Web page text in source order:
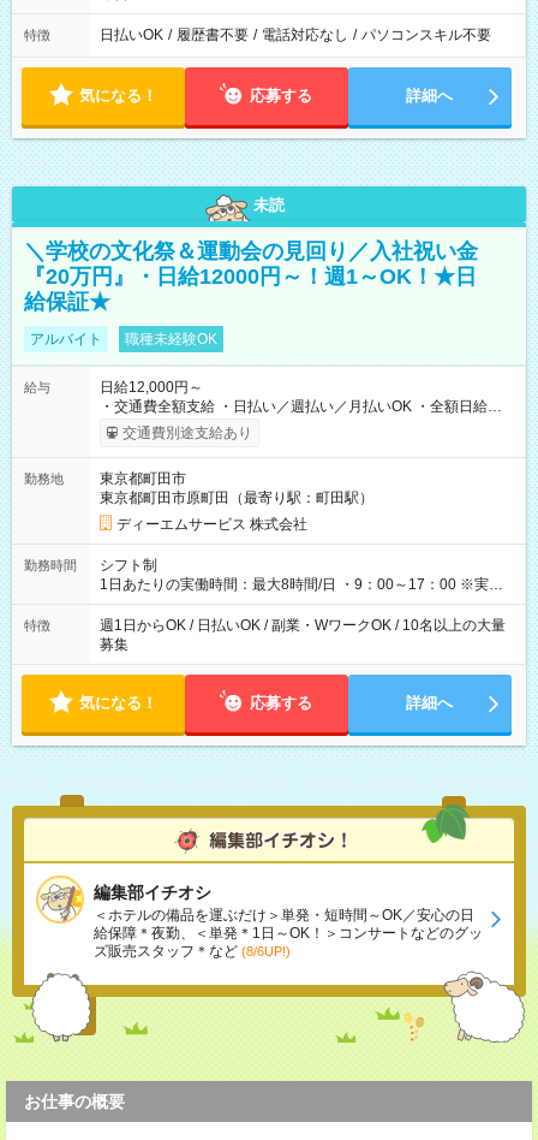
特徴 日払いOK / 履歴書不要 / 電話対応なし / パソコンスキル不要
気になる！ 応募する 詳細へ
未読
＼学校の文化祭＆運動会の見回り／入社祝い金
『20万円』・日給12000円～！週1～OK！★日
給保証★
アルバイト 職種未経験OK
給与
日給12,000円～
・交通費全額支給 ・日払い／週払い／月払いOK ・全額日給保
証あり ・－・－・－・－・－・－・－・－・－・－・ ★☆入社
祝金20万円★☆ ※1勤務毎に2000円ずつ支給！ ※100勤務目で合
－・－・－・－・－・ ≪給与例≫ 月22日働いた場合 月給：26
万4，000円 ＝12，000円×22日 ※別途交通費 ----- ■法定研修：
20時間×1，226円／合計24，520円支給 『お弁当』支給もあり♪
【試用期間】試用期間なし
交通費別途支給あり
勤務地
東京都町田市
東京都町田市原町田（最寄り駅：町田駅）
ディーエムサービス 株式会社
勤務時間
シフト制
1日あたりの実働時間：最大8時間/日 ・9：00～17：00 ※実働8
時間・休憩1時間 ⇒実は…16時くらいには終わっちゃうことがほ
とんどです！ ★早く勤務が終わっても日給保証あり！
特徴
週1日からOK / 日払いOK / 副業・WワークOK / 10名以上の大量
募集
気になる！ 応募する 詳細へ
編集部イチオシ
＜ホテルの備品を運ぶだけ＞単発・短時間～OK／安心の日
給保障＊夜勤、＜単発＊1日～OK！＞コンサートなどのグッ
ズ販売スタッフ＊など (8/6UP!)
お仕事の概要